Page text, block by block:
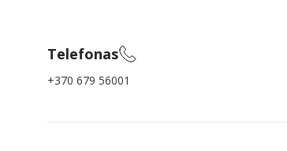
Telefonas
+370 679 56001